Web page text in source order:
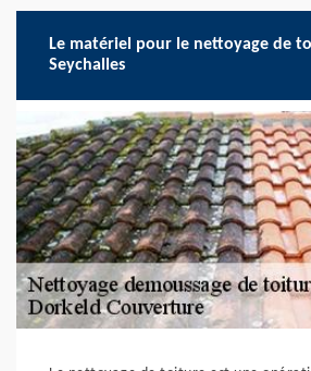
Le matériel pour le nettoyage de
Seychalles